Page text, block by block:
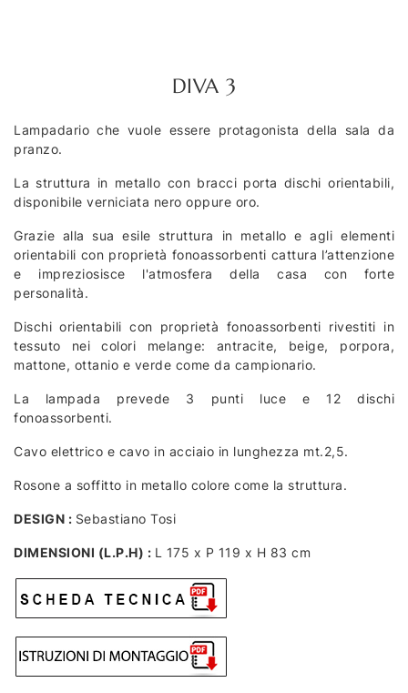
DIVA 3
Lampadario che vuole essere protagonista della sala da
pranzo.
La struttura in metallo con bracci porta dischi orientabili,
disponibile verniciata nero oppure oro.
Grazie alla sua esile struttura in metallo e agli elementi
orientabili con proprietà fonoassorbenti cattura l’attenzione
e impreziosisce l'atmosfera della casa con forte
personalità.
Dischi orientabili con proprietà fonoassorbenti rivestiti in
tessuto nei colori melange: antracite, beige, porpora,
mattone, ottanio e verde come da campionario.
La lampada prevede 3 punti luce e 12 dischi
fonoassorbenti.
Cavo elettrico e cavo in acciaio in lunghezza mt.2,5.
Rosone a soffitto in metallo colore come la struttura.
DESIGN : Sebastiano Tosi
DIMENSIONI (L.P.H) : L 175 x P 119 x H 83 cm